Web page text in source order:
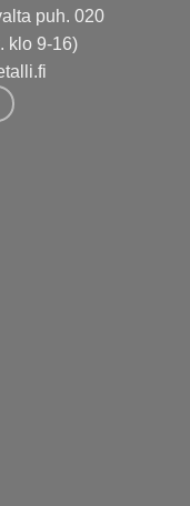
puh. 020
klo 9-16)